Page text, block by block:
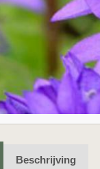
Beschrijving